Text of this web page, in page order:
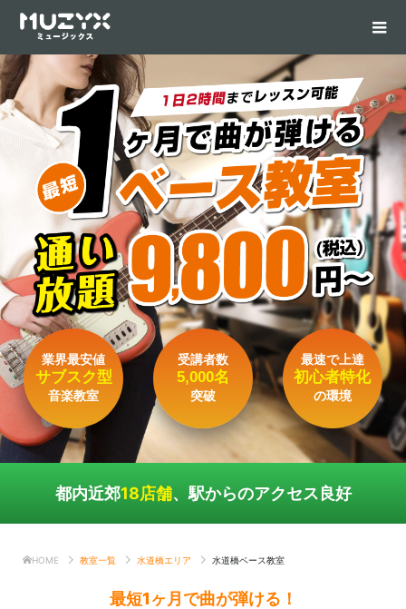
業界最安値
サブスク型
音楽教室
受講者数
5,000名
突破
最速で上達
初心者特化
の環境
都内近郊18店舗、駅からのアクセス良好
HOME 教室一覧 水道橋エリア 水道橋ベース教室
最短1ヶ月で曲が弾ける！